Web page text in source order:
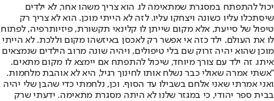
יכול להתפתח במסגרת שמתאימה לו. הוא צריך משהו אחר, לא ילדים
שיסתכלו עליו כשונה ויצחקו עליו. לזה לא הייתי מוכן. הוא לא צריך רק
טיפול של סייעת, אלא מקום שייתן לו קלינאי תקשורת, פיזיותרפיה, לפתוח
לו את העולם. ילד כזה אי אפשר רק לאכסן באיזשהו מקום וללכת. לא הייתי
מוכן שהוא יהיה זרוק שם בלי טיפולים, ויהיה שונה מרוב הילדים שנמצאים
איתו. זה ילד עם צורך מיוחד, שיכול להתפתח אם יימצא לו מקום מתאים.
"אשתי אמרה שאולי כבר נשלח אותו לחינוך רגיל, היא לא אוהבת מלחמות.
ואני אמרתי שאני אלחם בשבילו עד הסוף. וכן, נלחמתי כדי שהבן שלי יהיה
בבית ספר יהודי, כי במגזר שלנו לא היתה מסגרת מתאימה. ידעתי שרק